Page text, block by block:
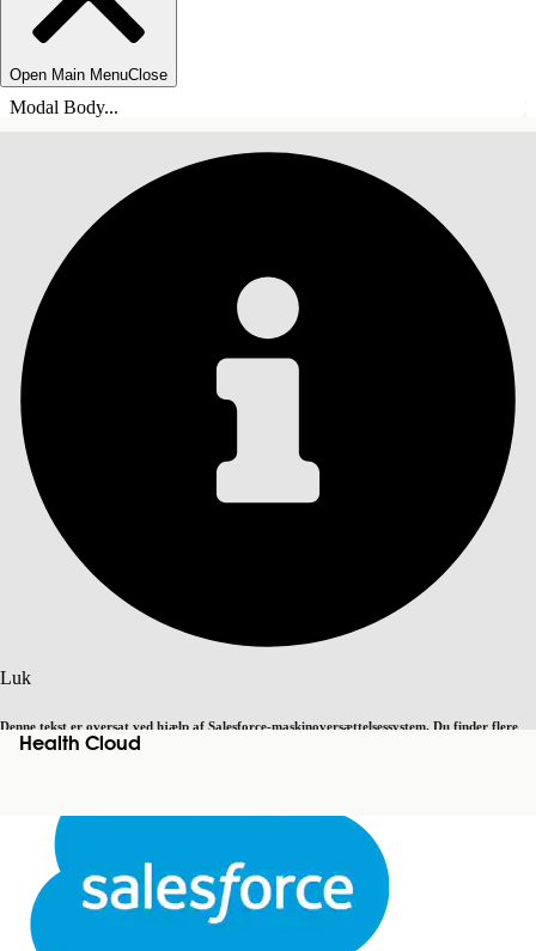
Open Main MenuClose
Modal Body...
Luk
Denne tekst er oversat ved hjælp af Salesforce-maskinoversættelsessystem. Du finder flere
detaljerher. Skift til engelsk
Luk
Health Cloud
INDHOLD